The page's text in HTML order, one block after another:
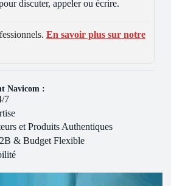
discuter, appeler ou écrire.
En savoir plus sur notre
Navicom :
7
et Produits Authentiques
& Budget Flexible